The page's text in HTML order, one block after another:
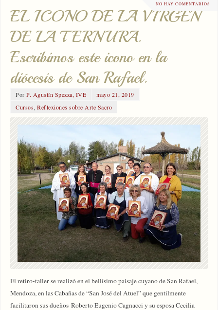
NO HAY COMENTARIOS
EL ICONO DE LA VIRGEN
DE LA TERNURA.
Escribimos este icono en la
diócesis de San Rafael.
PorP. Agustín Spezza, IVE
mayo 21, 2019
Cursos ,Reflexiones sobre Arte Sacro
El retiro-taller se realizó en el bellísimo paisaje cuyano de San Rafael,
Mendoza, en las Cabañas de “San José del Atuel” que gentilmente
facilitaron sus dueños Roberto Eugenio Cagnacci y su esposa Cecilia